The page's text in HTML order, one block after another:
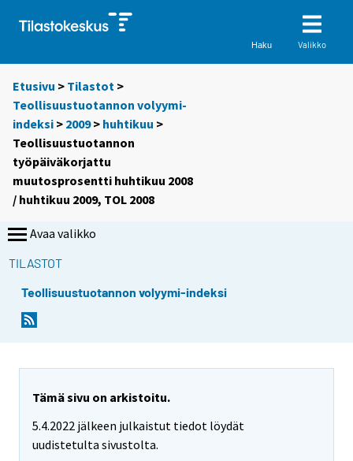
Haku Valikko
Etusivu > Tilastot >
Teollisuustuotannon volyymi-
indeksi > 2009> huhtikuu >
Teollisuustuotannon
työpäiväkorjattu
muutosprosentti huhtikuu 2008
/ huhtikuu 2009, TOL 2008
Avaa valikko
TILASTOT
Teollisuustuotannon volyymi-indeksi
Tämä sivu on arkistoitu.
5.4.2022 jälkeen julkaistut tiedot löydät
uudistetulta sivustolta.